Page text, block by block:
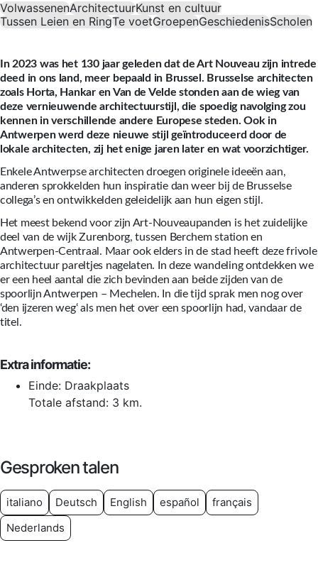
VolwassenenArchitectuurKunst en cultuur
Tussen Leien en RingTe voetGroepenGeschiedenisScholen
In 2023 was het 130 jaar geleden dat de Art Nouveau zijn intrede
deed in ons land, meer bepaald in Brussel. Brusselse architecten
zoals Horta, Hankar en Van de Velde stonden aan de wieg van
deze vernieuwende architectuurstijl, die spoedig navolging zou
kennen in verschillende andere Europese steden. Ook in
Antwerpen werd deze nieuwe stijl geïntroduceerd door de
lokale architecten, zij het enige jaren later en wat voorzichtiger.
Enkele Antwerpse architecten droegen originele ideeën aan,
anderen sprokkelden hun inspiratie dan weer bij de Brusselse
collega’s en ontwikkelden geleidelijk aan hun eigen stijl.
Het meest bekend voor zijn Art-Nouveaupanden is het zuidelijke
deel van de wijk Zurenborg, tussen Berchem station en
Antwerpen-Centraal. Maar ook elders in de stad heeft deze frivole
architectuur pareltjes nagelaten. In deze wandeling ontdekken we
er een heel aantal die zich bevinden aan beide zijden van de
spoorlijn Antwerpen – Mechelen. In die tijd sprak men nog over
‘den ijzeren weg‘ als men het over een spoorlijn had, vandaar de
titel.
Extra informatie:
Einde: Draakplaats
Totale afstand: 3 km.
Gesproken talen
italiano Deutsch English español
français
Nederlands